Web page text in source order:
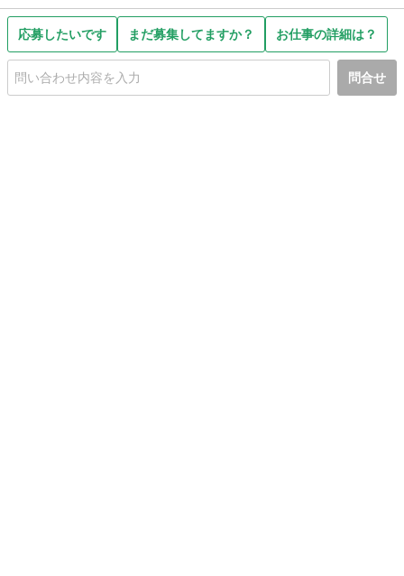
応募したいです まだ募集してますか？ お仕事の詳細は？
問合せ